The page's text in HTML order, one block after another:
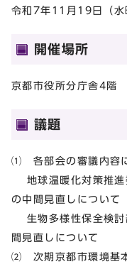
令和7年11月19日（
開催場所
京都市役所分庁舎4階
議題
⑴ 各部会の審議内容
地球温暖化対策推進
の中間見直しについて
生物多様性保全検討
間見直しについて
⑵ 次期京都市環境基